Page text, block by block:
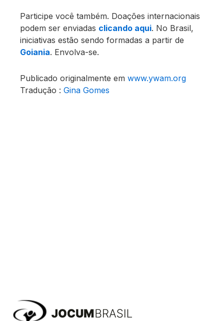
Participe você também. Doações internacionais
podem ser enviadas clicando aqui. No Brasil,
iniciativas estão sendo formadas a partir de
Goiania. Envolva-se.
Publicado originalmente emwww.ywam.org
Tradução :Gina Gomes